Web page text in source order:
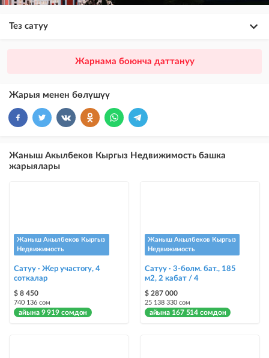
Тез сатуу
VIP жарыялардын үстүнө жарыя жайгаштыруу + Instagramдагы акы
бекер жарыялардын үстүнө жарыя жайгаштыруу
бекер жарыялардын үстүнө жарыя жайгаштыруу (VIPтен кийин)
@house_kg Instagram аккаунтуна жана Telegram каналына жарыя
жайгаштыруу + Instagramдагы акы төлөнүүчү жарнама
Түс менен белгилөө
жарыялардын арасында башка түстө бөлүп көрсөтүлөт
Жарнама боюнча даттануу
Жарыя менен бөлүшүү
Жаныш Акылбеков Кыргыз Недвижимость башка
жарыялары
Жаныш Акылбеков Кыргыз
Недвижимость
Сатуу · Жер участогу, 4
соткалар
$ 8 450
740 136 сом
айына 9 919 сомдон
Жаныш Акылбеков Кыргыз
Недвижимость
Сатуу · 3-бөлм. бат., 185
м2, 2 кабат / 4
$ 287 000
25 138 330 сом
айына 167 514 сомдон